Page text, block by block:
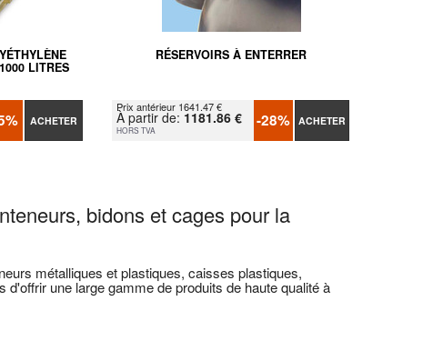
LITRES
ACHETER
RÉSERVOIRS À ENTERRER
Prix antérieur 1641.47 €
À partir de:1181.86 €
HORS TVA -28% ACHETER
bidons et cages pour la
métalliques et plastiques, caisses plastiques,
une large gamme de produits de haute qualité à